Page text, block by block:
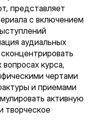
представляет
с включением
аудиальных
курса,
чертами
и приемами
активную
творческое